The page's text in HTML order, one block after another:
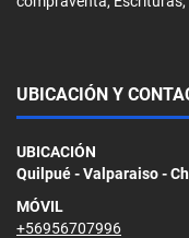
UBICACIÓN Y
UBICACIÓN
Quilpué - Valparaiso -
MÓVIL
+56956707996